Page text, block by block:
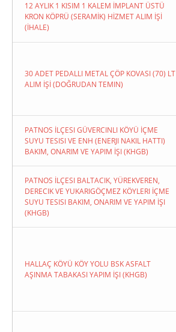
12 AYLIK 1 KISIM 1 KALEM İMPLANT ÜSTÜ
KRON KÖPRÜ (SERAMİK) HİZMET ALIM İŞİ
(İHALE)
30 ADET PEDALLI METAL ÇÖP KOVASI (70) LT
ALIM İŞİ (DOĞRUDAN TEMIN)
PATNOS İLÇESI GÜVERCINLI KÖYÜ İÇME
SUYU TESISI VE ENH (ENERJI NAKIL HATTI)
BAKIM, ONARIM VE YAPIM İŞI (KHGB)
PATNOS İLÇESI BALTACIK, YÜREKVEREN,
DERECIK VE YUKARIGÖÇMEZ KÖYLERI İÇME
SUYU TESISI BAKIM, ONARIM VE YAPIM İŞI
(KHGB)
HALLAÇ KÖYÜ KÖY YOLU BSK ASFALT
AŞINMA TABAKASI YAPIM İŞI (KHGB)